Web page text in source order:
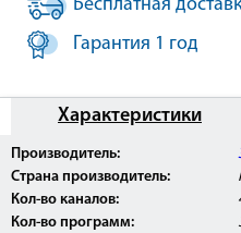
Бесплатная
Гарантия 1 год
Характеристики
Производитель:
Страна производитель:
Кол-во каналов:
Кол-во программ: